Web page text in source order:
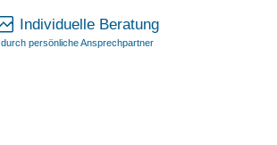
Individuelle Beratung
durch persönliche Ansprechpartner